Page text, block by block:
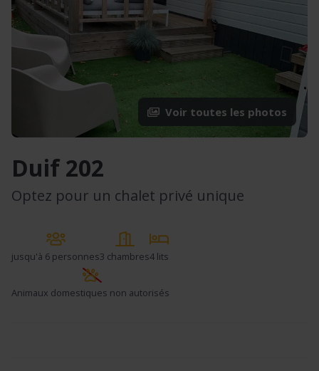
Voir toutes les photos
Duif 202
Optez pour un chalet privé unique
jusqu'à 6 personnes3 chambres4 lits
Animaux domestiques non autorisés